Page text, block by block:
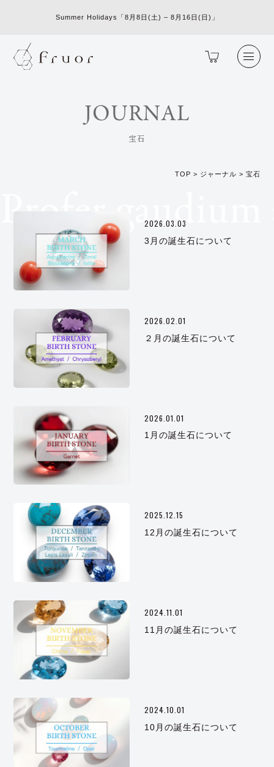
Summer Holidays「8月8日(土) – 8月16日(日)」
Profer
JOURNAL
宝石
TOP > ジャーナル > 宝石
2026.03.03
3月の誕生石について
2026.02.01
２月の誕生石について
2026.01.01
1月の誕生石について
2025.12.15
12月の誕生石について
2024.11.01
11月の誕生石について
2024.10.01
10月の誕生石について